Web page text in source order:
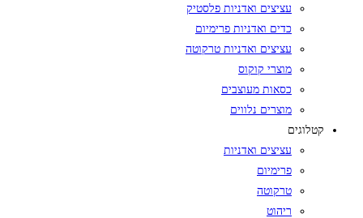
עציצים ואדניות פלסטיק
כדים ואדניות פרימיום
עציצים ואדניות טרקוטה
מוצרי קוקוס
כסאות מעוצבים
מוצרים נלווים
קטלוגים
עציצים ואדניות
פרימיום
טרקוטה
ריהוט